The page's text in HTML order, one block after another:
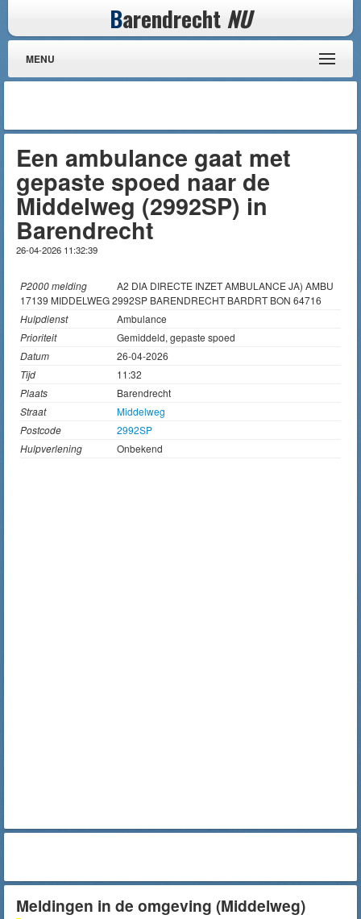
Barendrecht NU
MENU
Een ambulance gaat met
gepaste spoed naar de
Middelweg (2992SP) in
Barendrecht
26-04-2026 11:32:39
P2000 melding
A2 DIA DIRECTE INZET AMBULANCE JA) AMBU
17139 MIDDELWEG 2992SP BARENDRECHT BARDRT BON 64716
Hulpdienst
Ambulance
Prioriteit
Gemiddeld, gepaste spoed
Datum
26-04-2026
Tijd
11:32
Plaats
Barendrecht
Straat
Middelweg
Postcode
2992SP
Hulpverlening
Onbekend
Meldingen in de omgeving (Middelweg)